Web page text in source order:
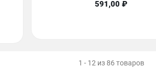
591,00 ₽
1 - 12 из 86 товаров